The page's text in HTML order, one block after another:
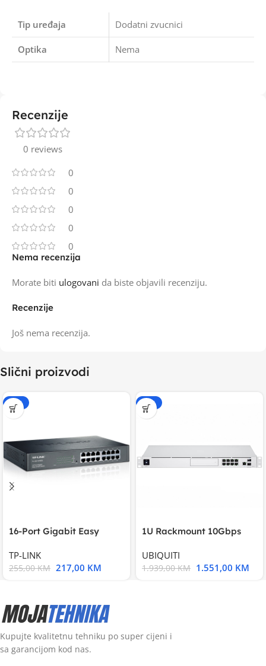
Tip uređaja Dodatni zvucnici
Optika Nema
Recenzije
0 reviews
0
0
0
0
0
Recenzije
Još nema recenzija.
Nema recenzija
Morate biti ulogovani da biste objavili recenziju.
Slični proizvodi
-15%
16-Port Gigabit Easy
TP-LINK
255,00KM 217,00 KM
-20%
1U Rackmount 10Gbps
UBIQUITI
1.939,00KM 1.551,00 KM
Kupujte kvalitetnu tehniku po super cijeni i
sa garancijom kod nas.